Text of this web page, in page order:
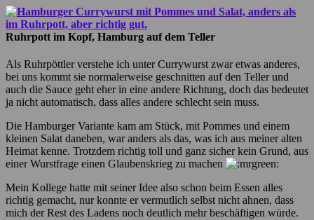
Ruhrpott im Kopf, Hamburg auf dem Teller
Als Ruhrpöttler verstehe ich unter Currywurst zwar etwas anderes,
bei uns kommt sie normalerweise geschnitten auf den Teller und
auch die Sauce geht eher in eine andere Richtung, doch das bedeutet
ja nicht automatisch, dass alles andere schlecht sein muss.
Die Hamburger Variante kam am Stück, mit Pommes und einem
kleinen Salat daneben, war anders als das, was ich aus meiner alten
Heimat kenne. Trotzdem richtig toll und ganz sicher kein Grund, aus
einer Wurstfrage einen Glaubenskrieg zu machen
Mein Kollege hatte mit seiner Idee also schon beim Essen alles
richtig gemacht, nur konnte er vermutlich selbst nicht ahnen, dass
mich der Rest des Ladens noch deutlich mehr beschäftigen würde.